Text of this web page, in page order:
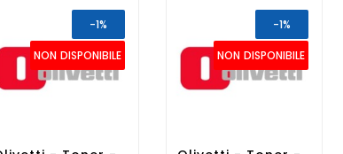
NON DISPONIBILE
-1%
NON DISPONIBILE
-1%